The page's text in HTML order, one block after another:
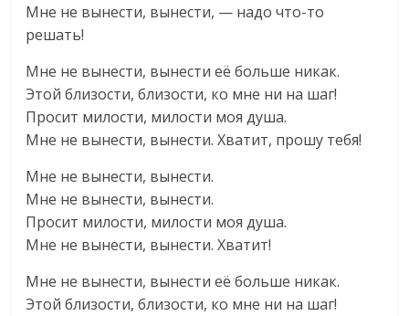
Мне не вынести, вынести, — надо что-то
решать!
Мне не вынести, вынести её больше никак.
Этой близости, близости, ко мне ни на шаг!
Просит милости, милости моя душа.
Мне не вынести, вынести. Хватит, прошу тебя!
Мне не вынести, вынести.
Мне не вынести, вынести.
Просит милости, милости моя душа.
Мне не вынести, вынести. Хватит!
Мне не вынести, вынести её больше никак.
Этой близости, близости, ко мне ни на шаг!